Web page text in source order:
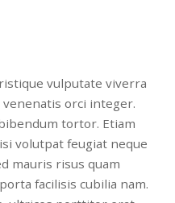
vulputate viverra
orci integer.
tortor. Etiam
volutpat feugiat neque
mauris risus quam
facilisis cubilia nam.